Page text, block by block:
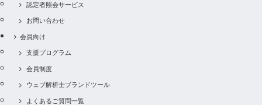
認定者照会サービス
お問い合わせ
会員向け
支援プログラム
会員制度
ウェブ解析士ブランドツール
よくあるご質問一覧